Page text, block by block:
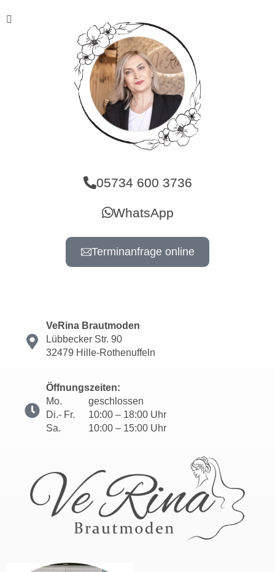
05734 600 3736
WhatsApp
Terminanfrage online
VeRina Brautmoden
Lübbecker Str. 90
32479 Hille-Rothenuffeln
Öffnungszeiten:
Mo.
geschlossen
Di.- Fr.
10:00 – 18:00 Uhr
Sa.
10:00 – 15:00 Uhr